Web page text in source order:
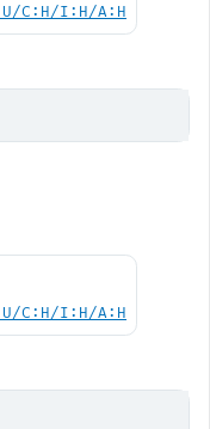
C:H/I:H/A:H
C:H/I:H/A:H